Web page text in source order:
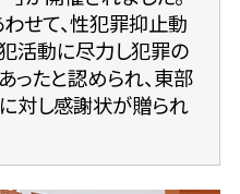
せて、性犯罪抑止動
活動に尽力し犯罪の
ったと認められ、東部
対し感謝状が贈られ